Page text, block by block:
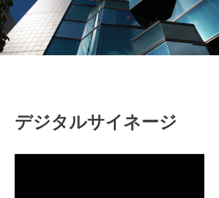
プ
デジタルサイネージ